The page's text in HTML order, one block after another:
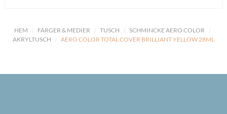
HEM FÄRGER & MEDIER TUSCH
SCHMINCKE AERO COLOR
AKRYLTUSCH
AERO COLOR TOTAL COVER BRILLIANT YELLOW 28ML